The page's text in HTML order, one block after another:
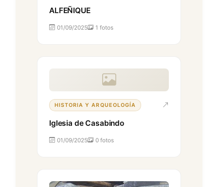
ALFEÑIQUE
01/09/2025 1 fotos
HISTORIA Y ARQUEOLOGÍA
Iglesia de Casabindo
01/09/2025 0 fotos